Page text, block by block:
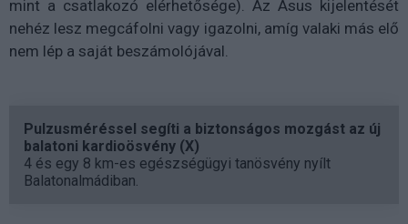
mint a csatlakozó elérhetősége). Az Asus kijelentését
nehéz lesz megcáfolni vagy igazolni, amíg valaki más elő
nem lép a saját beszámolójával.
Pulzusméréssel segíti a biztonságos mozgást az új
balatoni kardioösvény (X)
4 és egy 8 km-es egészségügyi tanösvény nyílt
Balatonalmádiban.